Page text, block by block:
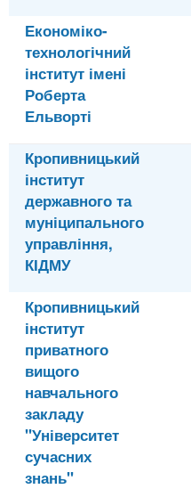
Економіко-
технологічний
інститут імені
Роберта
Ельворті
Кропивницький
інститут
державного та
муніципального
управління,
КІДМУ
Кропивницький
інститут
приватного
вищого
навчального
закладу
"Університет
сучасних
знань"